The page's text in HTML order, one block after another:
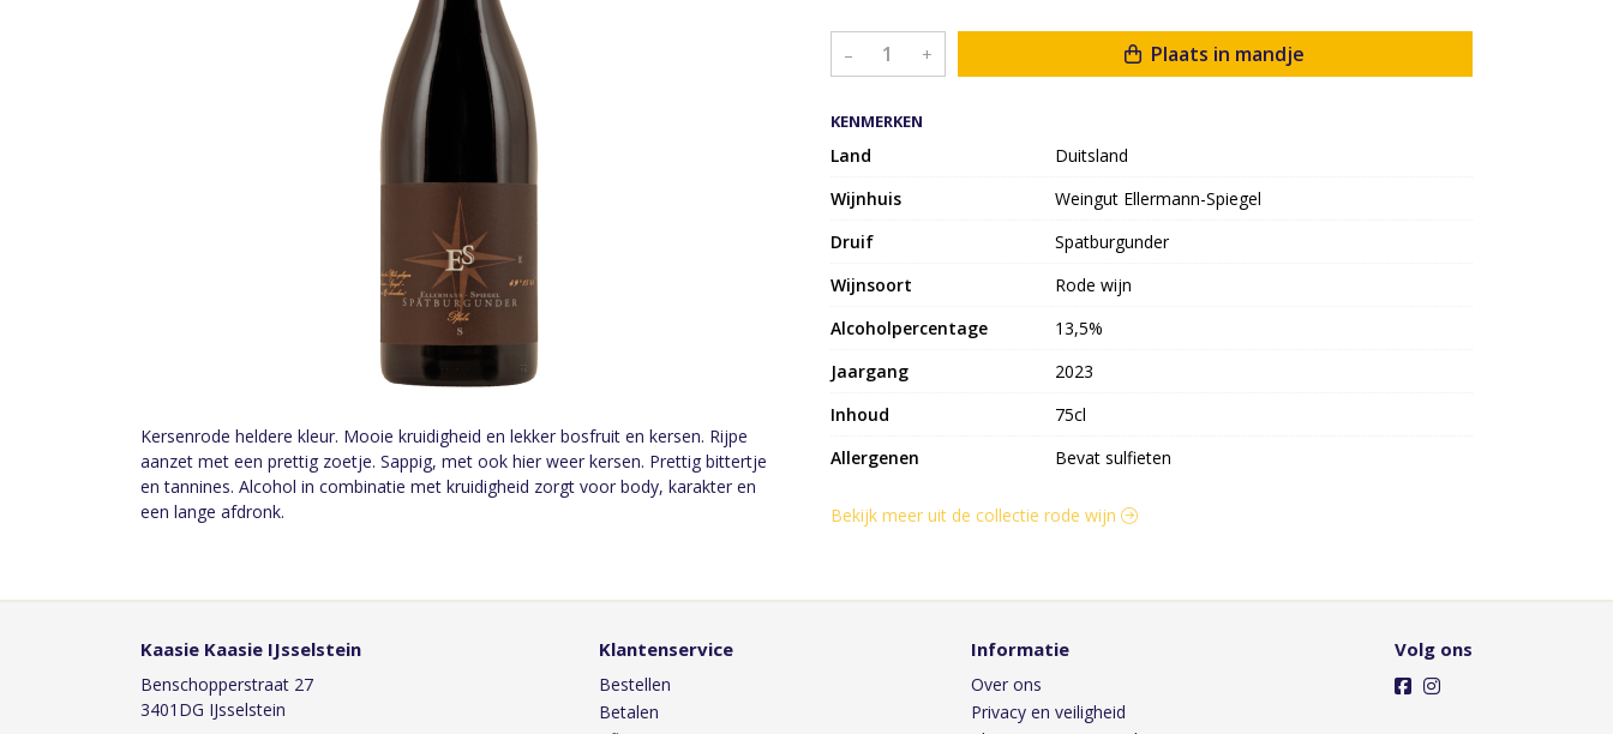
Kersenrode heldere kleur. Mooie kruidigheid en lekker bosfruit en kersen. Rijpe
aanzet met een prettig zoetje. Sappig, met ook hier weer kersen. Prettig bittertje
en tannines. Alcohol in combinatie met kruidigheid zorgt voor body, karakter en
een lange afdronk.
– + Plaats in mandje
KENMERKEN
Land
Duitsland
Wijnhuis
Weingut Ellermann-Spiegel
Druif
Spatburgunder
Wijnsoort
Rode wijn
Alcoholpercentage
13,5%
Jaargang
2023
Inhoud
75cl
Allergenen
Bevat sulfieten
Bekijk meer uit de collectie rode wijn
Kaasie Kaasie IJsselstein
Benschopperstraat 27
3401DG IJsselstein
Klantenservice
Bestellen
Betalen
Informatie
Over ons
Privacy en veiligheid
Volg ons